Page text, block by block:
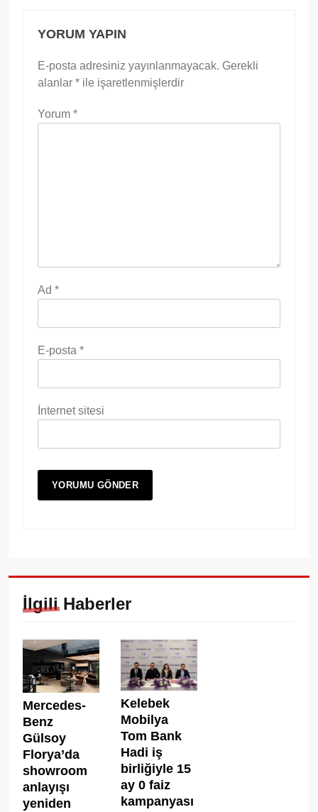
YORUM YAPIN
E-posta adresiniz yayınlanmayacak. Gerekli
alanlar * ile işaretlenmişlerdir
Yorum *
Ad *
E-posta *
İnternet sitesi
İlgili Haberler
Mercedes-
Benz
Gülsoy
Florya’da
showroom
anlayışı
yeniden
Kelebek
Mobilya
Tom Bank
Hadi iş
birliğiyle 15
ay 0 faiz
kampanyası